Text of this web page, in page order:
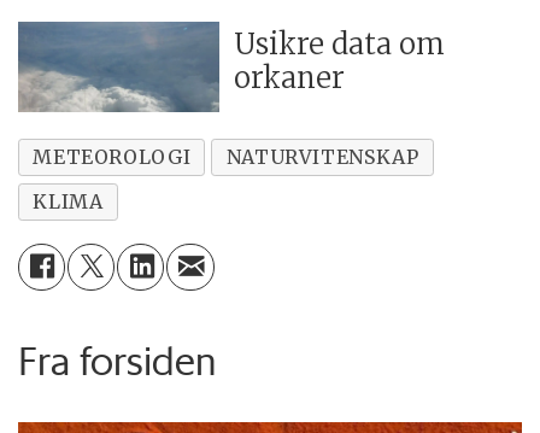
Usikre data om
orkaner
METEOROLOGI
NATURVITENSKAP
KLIMA
Fra forsiden